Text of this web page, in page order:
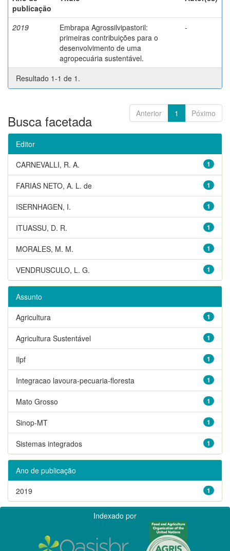
publicação
2019
Embrapa Agrossilvipastoril:
primeiras contribuições para o
desenvolvimento de uma
agropecuária sustentável.
-
Resultado 1-1 de 1.
Anterior 1 Póximo
Busca facetada
Editor
1
CARNEVALLI, R. A.
1
FARIAS NETO, A. L. de
1
ISERNHAGEN, I.
1
ITUASSU, D. R.
1
MORALES, M. M.
1
VENDRUSCULO, L. G.
Assunto
1
Agricultura
1
Agricultura Sustentável
1
Ilpf
1
Integracao lavoura-pecuaria-floresta
1
Mato Grosso
1
Sinop-MT
1
Sistemas integrados
Ano de publicação
1
2019
Indexado por